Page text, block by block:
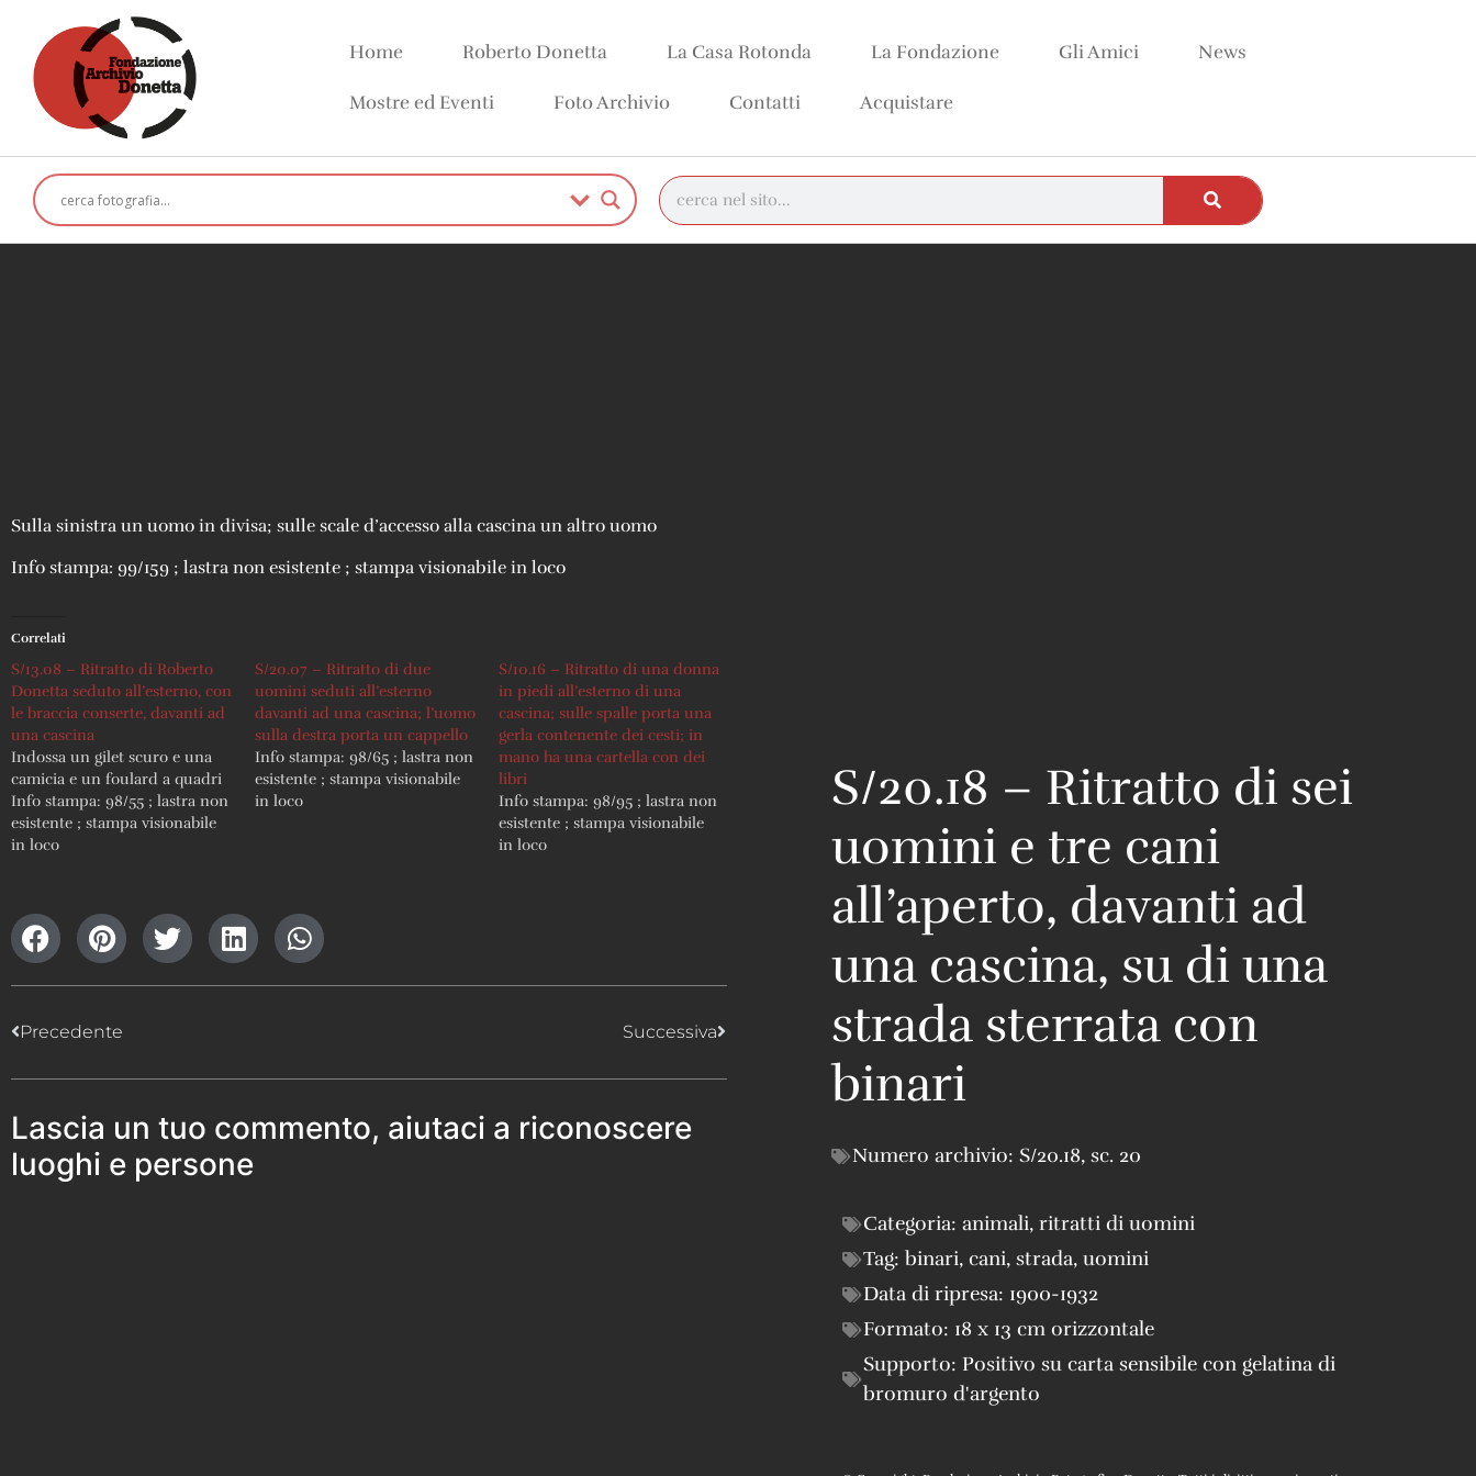
Home Roberto Donetta La Casa Rotonda La Fondazione Gli Amici News
Mostre ed Eventi Foto Archivio Contatti Acquistare
Sulla sinistra un uomo in divisa; sulle scale d’accesso alla cascina un altro uomo
Info stampa: 99/159 ; lastra non esistente ; stampa visionabile in loco
Correlati
S/13.08 – Ritratto di Roberto
Donetta seduto all’esterno, con
le braccia conserte, davanti ad
una cascina
Indossa un gilet scuro e una
camicia e un foulard a quadri
Info stampa: 98/55 ; lastra non
esistente ; stampa visionabile
in loco
S/20.07 – Ritratto di due
uomini seduti all’esterno
davanti ad una cascina; l’uomo
sulla destra porta un cappello
Info stampa: 98/65 ; lastra non
esistente ; stampa visionabile
in loco
S/10.16 – Ritratto di una donna
in piedi all’esterno di una
cascina; sulle spalle porta una
gerla contenente dei cesti; in
mano ha una cartella con dei
libri
Info stampa: 98/95 ; lastra non
esistente ; stampa visionabile
in loco
Precedente Successiva
Lascia un tuo commento, aiutaci a riconoscere
luoghi e persone
S/20.18 – Ritratto di sei
uomini e tre cani
all’aperto, davanti ad
una cascina, su di una
strada sterrata con
binari
Numero archivio: S/20.18, sc. 20
Categoria: animali, ritratti di uomini
Tag: binari, cani, strada, uomini
Data di ripresa: 1900-1932
Formato: 18 x 13 cm orizzontale
Supporto: Positivo su carta sensibile con gelatina di
bromuro d'argento